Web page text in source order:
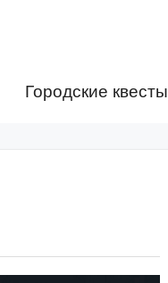
Городские квесты